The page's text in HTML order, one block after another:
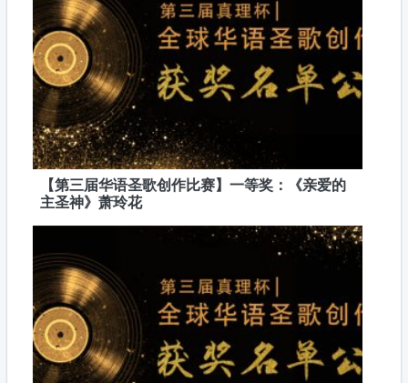
【第三届华语圣歌创作比赛】一等奖：《亲爱的
主圣神》萧玲花